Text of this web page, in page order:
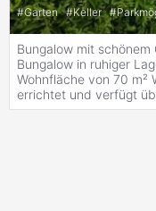
#Garten #Keller #
Bungalow mit schönem
Bungalow in ruhiger
Wohnfläche von 70 m²
errichtet und verfügt